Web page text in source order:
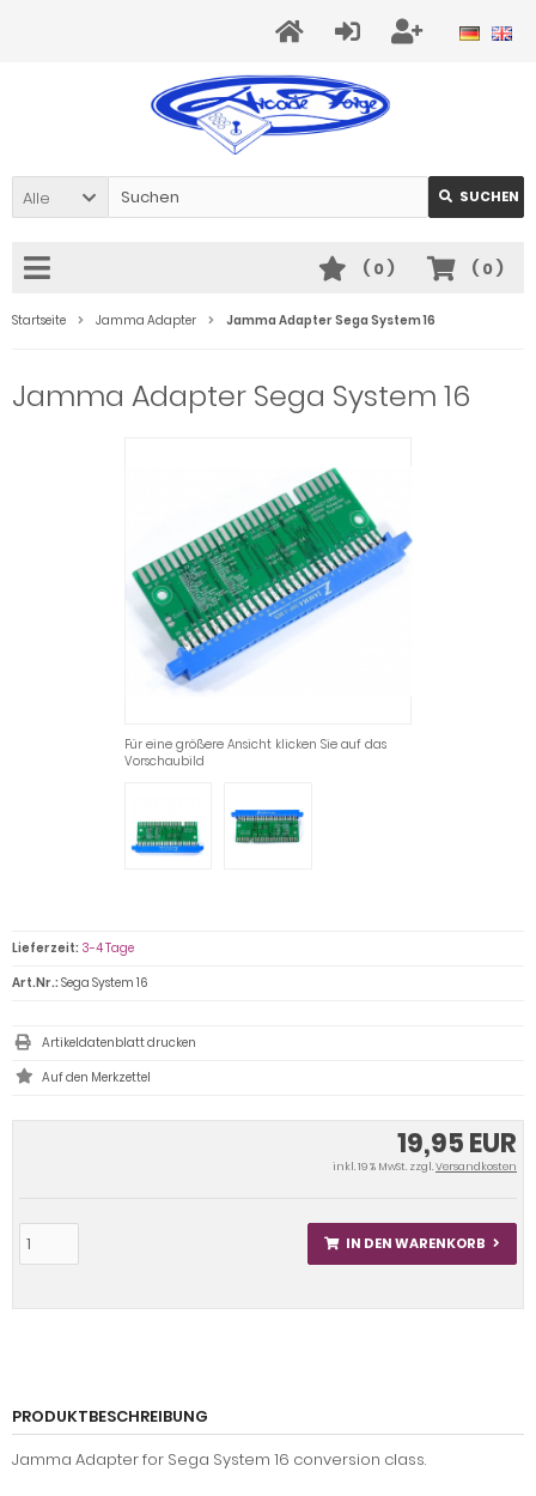
Alle SUCHEN
( 0)
( 0)
Startseite Jamma Adapter Jamma Adapter Sega System 16
Jamma Adapter Sega System 16
Für eine größere Ansicht klicken Sie auf das
Vorschaubild
19,95 EUR
inkl. 19 % MwSt. zzgl.Versandkosten
IN DEN WARENKORB
Lieferzeit: 3-4 Tage
Art.Nr.: Sega System 16
Artikeldatenblatt drucken
PRODUKTBESCHREIBUNG
Jamma Adapter for Sega System 16 conversion class.